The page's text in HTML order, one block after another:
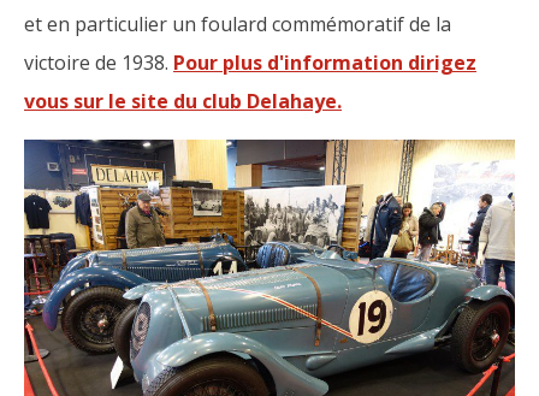
et en particulier un foulard commémoratif de la
victoire de 1938. Pour plus d'information dirigez
vous sur le site du club Delahaye.